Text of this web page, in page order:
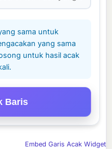
sama untuk
yang sama
untuk hasil acak
Baris
Embed Garis Acak Widget